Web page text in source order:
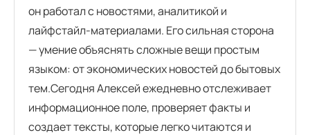
он работал с новостями, аналитикой и
лайфстайл-материалами. Его сильная сторона
— умение объяснять сложные вещи простым
языком: от экономических новостей до бытовых
тем.Сегодня Алексей ежедневно отслеживает
информационное поле, проверяет факты и
создает тексты, которые легко читаются и